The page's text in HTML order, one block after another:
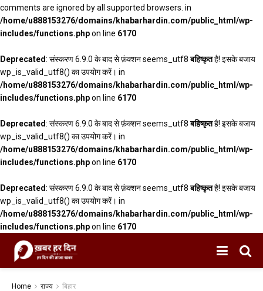
comments are ignored by all supported browsers. in
/home/u888153276/domains/khabarhardin.com/public_html/wp-
includes/functions.phpon line 6170
Deprecated: संस्करण 6.9.0 के बाद से फ़ंक्शन seems_utf8बहिष्कृतहै! इसके बजाय
wp_is_valid_utf8() का उपयोग करें। in
/home/u888153276/domains/khabarhardin.com/public_html/wp-
includes/functions.phpon line 6170
Deprecated: संस्करण 6.9.0 के बाद से फ़ंक्शन seems_utf8बहिष्कृतहै! इसके बजाय
wp_is_valid_utf8() का उपयोग करें। in
/home/u888153276/domains/khabarhardin.com/public_html/wp-
includes/functions.phpon line 6170
Deprecated: संस्करण 6.9.0 के बाद से फ़ंक्शन seems_utf8बहिष्कृतहै! इसके बजाय
wp_is_valid_utf8() का उपयोग करें। in
/home/u888153276/domains/khabarhardin.com/public_html/wp-
includes/functions.phpon line 6170
Home राज्य बिहार